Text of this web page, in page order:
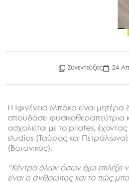
Συνεντεύξεις 24
Η Ιφιγένεια Μπάκα είναι μητέρα
σπουδάσει φυσικοθεραπεύτρια
ασχολείται με το pilates,
studios (Ταύρος και Πετράλωνα)
(Βοτανικός).
“Κέντρο όλων όσων έχω
είναι ο άνθρωπος και το πώς